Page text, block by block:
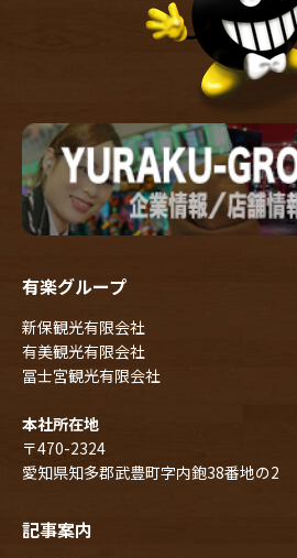
有楽グループ
新保観光有限会社
有美観光有限会社
冨士宮観光有限会社
本社所在地
〒470-2324
愛知県知多郡武豊町字内鉋38番地の2
記事案内